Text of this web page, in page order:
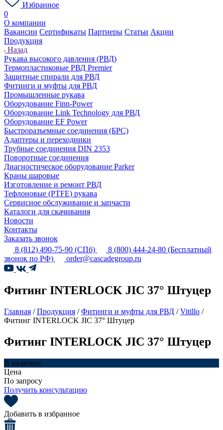
Избранное
0
О компании
Вакансии Сертификаты Партнеры Статьи Акции
Продукция
Назад
Рукава высокого давления (РВД)
Термопластиковые РВД Premier
Защитные спирали для РВД
Фитинги и муфты для РВД
Промышленные рукава
Оборудование Finn-Power
Оборудование Link Technology для РВД
Оборудование EF Power
Быстроразъемные соединения (БРС)
Адаптеры и переходники
Трубные соединения DIN 2353
Поворотные соединения
Диагностическое оборудование Parker
Краны шаровые
Изготовление и ремонт РВД
Тефлоновые (PTFE) рукава
Сервисное обслуживание и запчасти
Каталоги для скачивания
Новости
Контакты
Заказать звонок
8 (812) 490-75-90 (СПб) 8 (800) 444-24-80 (Бесплатный
звонок по РФ)
order@cascadegroup.ru
Фитинг INTERLOCK JIC 37° Штуцер
Главная /Продукция /Фитинги и муфты для РВД /Vitillo /
Фитинг INTERLOCK JIC 37° Штуцер
Фитинг INTERLOCK JIC 37° Штуцер
В наличии
Цена
По запросу
Получить консультацию
Добавить в избранное